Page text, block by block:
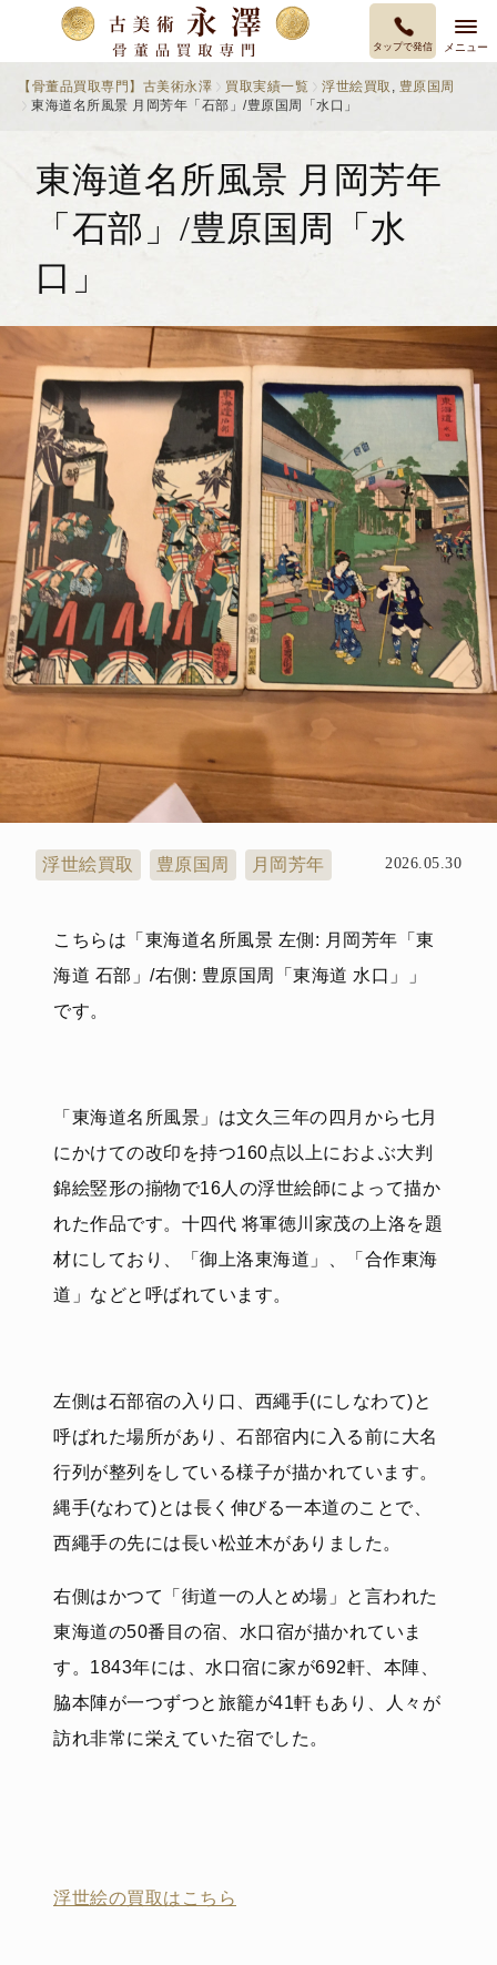
タップで発信 メニュー
【骨董品買取専門】古美術永澤 買取実績一覧 浮世絵買取 , 豊原国周
東海道名所風景 月岡芳年「石部」/豊原国周「水口」
東海道名所風景 月岡芳年
「石部」/豊原国周「水
口」
浮世絵買取 豊原国周 月岡芳年 2026.05.30
こちらは「東海道名所風景 左側: 月岡芳年「東
海道 石部」/右側: 豊原国周「東海道 水口」」
です。
「東海道名所風景」は文久三年の四月から七月
にかけての改印を持つ160点以上におよぶ大判
錦絵竪形の揃物で16人の浮世絵師によって描か
れた作品です。十四代 将軍徳川家茂の上洛を題
材にしており、「御上洛東海道」、「合作東海
道」などと呼ばれています。
左側は石部宿の入り口、西繩手(にしなわて)と
呼ばれた場所があり、石部宿内に入る前に大名
行列が整列をしている様子が描かれています。
縄手(なわて)とは長く伸びる一本道のことで、
西繩手の先には長い松並木がありました。
右側はかつて「街道一の人とめ場」と言われた
東海道の50番目の宿、水口宿が描かれていま
す。1843年には、水口宿に家が692軒、本陣、
脇本陣が一つずつと旅籠が41軒もあり、人々が
訪れ非常に栄えていた宿でした。
浮世絵の買取はこちら